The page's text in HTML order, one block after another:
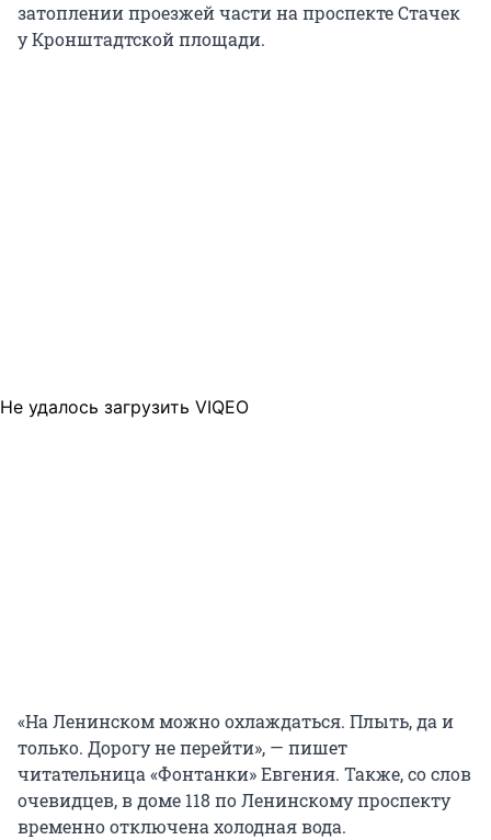
затоплении проезжей части на проспекте Стачек
у Кронштадтской площади.
Не удалось загрузить VIQEO
«На Ленинском можно охлаждаться. Плыть, да и
только. Дорогу не перейти», — пишет
читательница «Фонтанки» Евгения. Также, со слов
очевидцев, в доме 118 по Ленинскому проспекту
временно отключена холодная вода.